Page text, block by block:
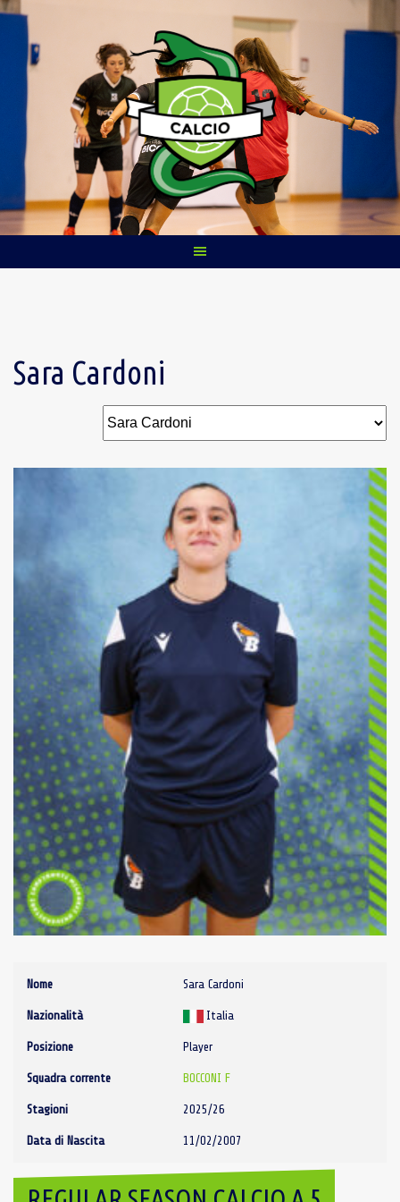
Skip
content
Sara Cardoni
Nome Sara Cardoni
Nazionalità Italia
Posizione Player
Squadra corrente BOCCONI F
Stagioni 2025/26
Data di Nascita 11/02/2007